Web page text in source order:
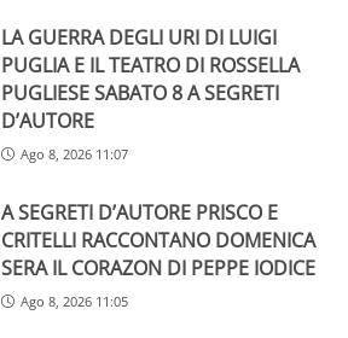
LA GUERRA DEGLI URI DI LUIGI
PUGLIA E IL TEATRO DI ROSSELLA
PUGLIESE SABATO 8 A SEGRETI
D’AUTORE
Ago 8, 2026 11:07
A SEGRETI D’AUTORE PRISCO E
CRITELLI RACCONTANO DOMENICA
SERA IL CORAZON DI PEPPE IODICE
Ago 8, 2026 11:05